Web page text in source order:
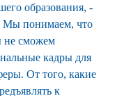
образования, -
Мы понимаем, что
не сможем
кадры для
От того, какие
к